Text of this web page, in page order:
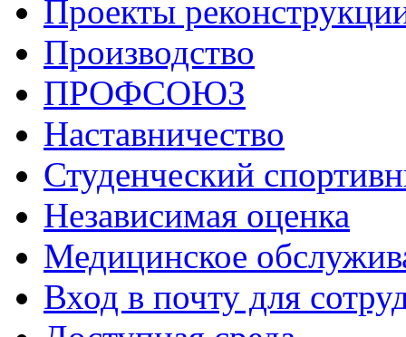
Проекты
Производство
ПРОФСОЮЗ
Наставничество
Студенческий
Независимая оценка
Медицинское
Вход в почту для